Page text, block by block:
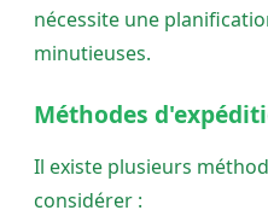
nécessite une
minutieuses.
Méthodes
Il existe plusieurs
considérer :